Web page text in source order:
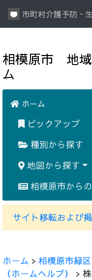
市町村介護予防・
相模原市 地域
ム
ホーム
ピックアップ
種別から探す
地図から探す
相模原市から
サイト移転および
ホーム > 相模原市緑区
（ホームヘルプ）
>